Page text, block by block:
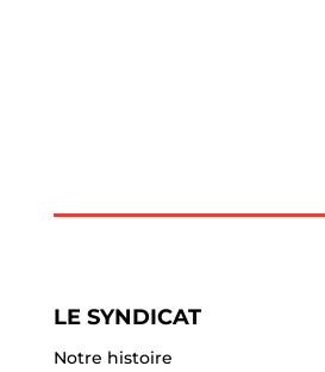
LE SYNDICAT
Notre histoire